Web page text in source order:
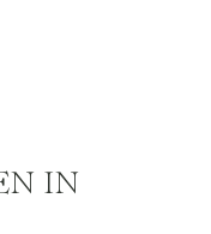
IN